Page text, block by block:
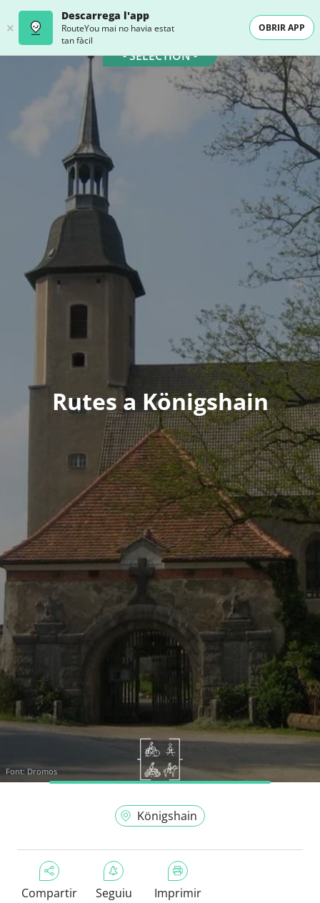
Descarrega l'app
RouteYou mai no havia estat
tan fàcil
OBRIR APP
- SELECTION -
Rutes a Königshain
Font: Dromos
Königshain
Compartir Seguiu Imprimir